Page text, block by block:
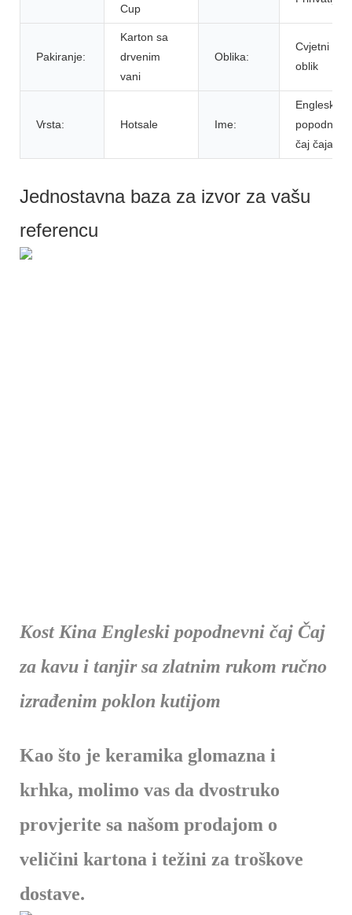
Cup
Pakiranje:
Karton sa
drvenim
vani
Oblika:
Cvjetni
oblik
Vrsta: Hotsale Ime:
Engleski
čaj čaja
Jednostavna baza za izvor za vašu
referencu
Kost Kina Engleski popodnevni čaj Čaj
za kavu i tanjir sa zlatnim rukom ručno
izrađenim poklon kutijom
Kao što je keramika glomazna i
krhka, molimo vas da dvostruko
provjerite sa našom prodajom o
veličini kartona i težini za troškove
dostave.